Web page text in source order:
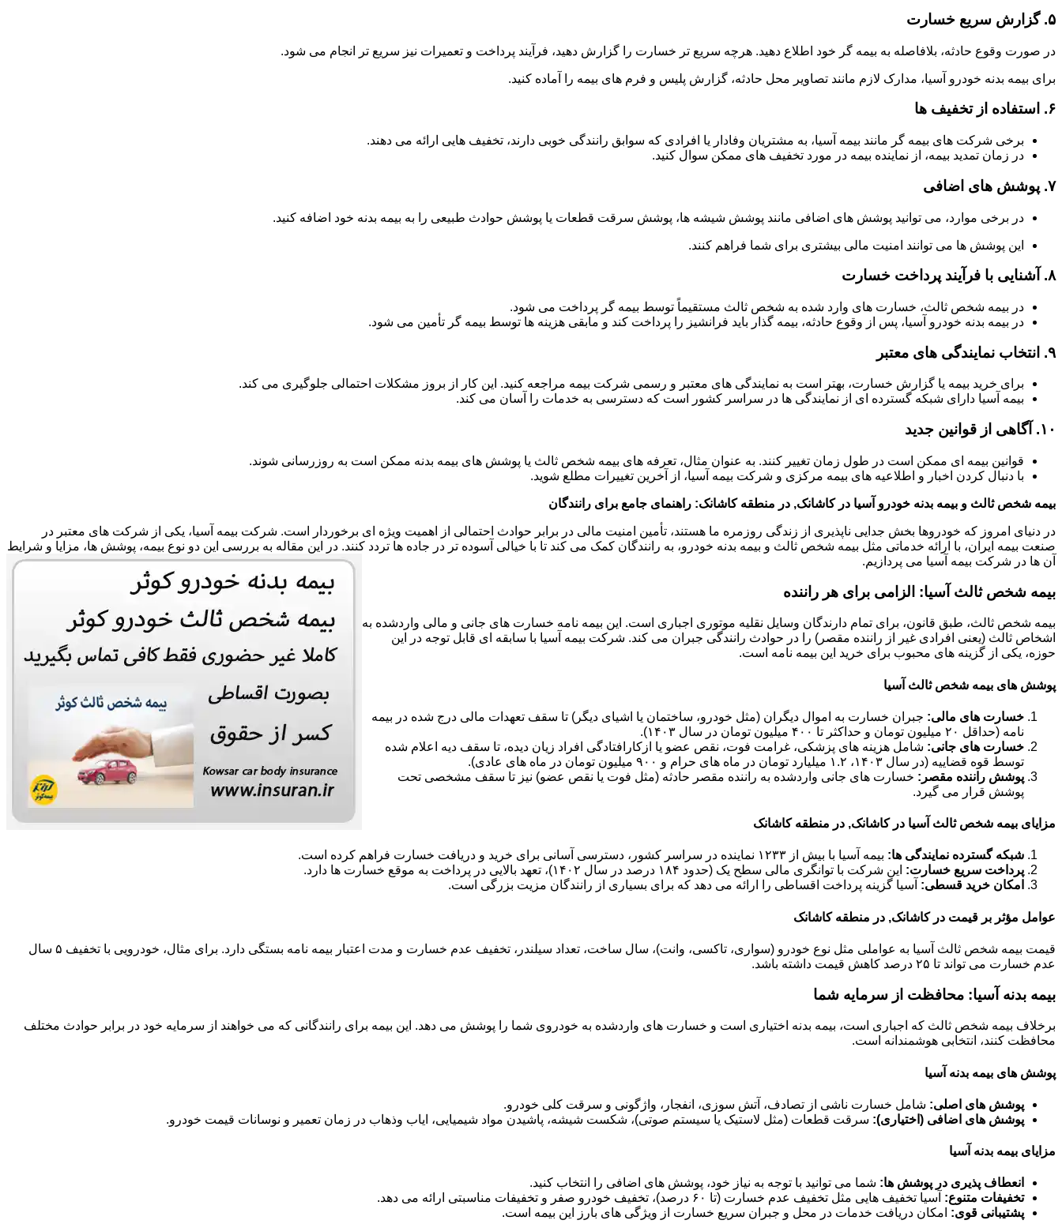
۵. گزارش سریع خسارت
در صورت وقوع حادثه، بلافاصله به بیمه گر خود اطلاع دهید. هرچه سریع تر خسارت را گزارش دهید، فرآیند پرداخت و تعمیرات نیز سریع تر انجام می شود.
برای بیمه بدنه خودرو آسیا، مدارک لازم مانند تصاویر محل حادثه، گزارش پلیس و فرم های بیمه را آماده کنید.
۶. استفاده از تخفیف ها
برخی شرکت های بیمه گر مانند بیمه آسیا، به مشتریان وفادار یا افرادی که سوابق رانندگی خوبی دارند، تخفیف هایی ارائه می دهند.
در زمان تمدید بیمه، از نماینده بیمه در مورد تخفیف های ممکن سوال کنید.
۷. پوشش های اضافی
در برخی موارد، می توانید پوشش های اضافی مانند پوشش شیشه ها، پوشش سرقت قطعات یا پوشش حوادث طبیعی را به بیمه بدنه خود اضافه کنید.
این پوشش ها می توانند امنیت مالی بیشتری برای شما فراهم کنند.
۸. آشنایی با فرآیند پرداخت خسارت
در بیمه شخص ثالث، خسارت های وارد شده به شخص ثالث مستقیماً توسط بیمه گر پرداخت می شود.
در بیمه بدنه خودرو آسیا، پس از وقوع حادثه، بیمه گذار باید فرانشیز را پرداخت کند و مابقی هزینه ها توسط بیمه گر تأمین می شود.
۹. انتخاب نمایندگی های معتبر
برای خرید بیمه یا گزارش خسارت، بهتر است به نمایندگی های معتبر و رسمی شرکت بیمه مراجعه کنید. این کار از بروز مشکلات احتمالی جلوگیری می کند.
بیمه آسیا دارای شبکه گسترده ای از نمایندگی ها در سراسر کشور است که دسترسی به خدمات را آسان می کند.
۱۰. آگاهی از قوانین جدید
قوانین بیمه ای ممکن است در طول زمان تغییر کنند. به عنوان مثال، تعرفه های بیمه شخص ثالث یا پوشش های بیمه بدنه ممکن است به روزرسانی شوند.
با دنبال کردن اخبار و اطلاعیه های بیمه مرکزی و شرکت بیمه آسیا، از آخرین تغییرات مطلع شوید.
بیمه شخص ثالث و بیمه بدنه خودرو آسیا در کاشانک, در منطقه کاشانک: راهنمای جامع برای رانندگان
در دنیای امروز که خودروها بخش جدایی ناپذیری از زندگی روزمره ما هستند، تأمین امنیت مالی در برابر حوادث احتمالی از اهمیت ویژه ای برخوردار است. شرکت بیمه آسیا، یکی از شرکت های معتبر در
صنعت بیمه ایران، با ارائه خدماتی مثل بیمه شخص ثالث و بیمه بدنه خودرو، به رانندگان کمک می کند تا با خیالی آسوده تر در جاده ها تردد کنند. در این مقاله به بررسی این دو نوع بیمه، پوشش ها، مزایا و شرایط
آن ها در شرکت بیمه آسیا می پردازیم.
بیمه شخص ثالث آسیا: الزامی برای هر راننده
بیمه شخص ثالث، طبق قانون، برای تمام دارندگان وسایل نقلیه موتوری اجباری است. این بیمه نامه خسارت های جانی و مالی واردشده به
اشخاص ثالث (یعنی افرادی غیر از راننده مقصر) را در حوادث رانندگی جبران می کند. شرکت بیمه آسیا با سابقه ای قابل توجه در این
حوزه، یکی از گزینه های محبوب برای خرید این بیمه نامه است.
پوشش های بیمه شخص ثالث آسیا
خسارت های مالی: جبران خسارت به اموال دیگران (مثل خودرو، ساختمان یا اشیای دیگر) تا سقف تعهدات مالی درج شده در بیمه
نامه (حداقل ۲۰ میلیون تومان و حداکثر تا ۴۰۰ میلیون تومان در سال ۱۴۰۳).
خسارت های جانی: شامل هزینه های پزشکی، غرامت فوت، نقص عضو یا ازکارافتادگی افراد زیان دیده، تا سقف دیه اعلام شده
توسط قوه قضاییه (در سال ۱۴۰۳، ۱.۲ میلیارد تومان در ماه های حرام و ۹۰۰ میلیون تومان در ماه های عادی).
پوشش راننده مقصر: خسارت های جانی واردشده به راننده مقصر حادثه (مثل فوت یا نقص عضو) نیز تا سقف مشخصی تحت
پوشش قرار می گیرد.
مزایای بیمه شخص ثالث آسیا در کاشانک, در منطقه کاشانک
شبکه گسترده نمایندگی ها: بیمه آسیا با بیش از ۱۲۳۳ نماینده در سراسر کشور، دسترسی آسانی برای خرید و دریافت خسارت فراهم کرده است.
پرداخت سریع خسارت: این شرکت با توانگری مالی سطح یک (حدود ۱۸۴ درصد در سال ۱۴۰۲)، تعهد بالایی در پرداخت به موقع خسارت ها دارد.
امکان خرید قسطی: آسیا گزینه پرداخت اقساطی را ارائه می دهد که برای بسیاری از رانندگان مزیت بزرگی است.
عوامل مؤثر بر قیمت در کاشانک, در منطقه کاشانک
قیمت بیمه شخص ثالث آسیا به عواملی مثل نوع خودرو (سواری، تاکسی، وانت)، سال ساخت، تعداد سیلندر، تخفیف عدم خسارت و مدت اعتبار بیمه نامه بستگی دارد. برای مثال، خودرویی با تخفیف ۵ سال
عدم خسارت می تواند تا ۲۵ درصد کاهش قیمت داشته باشد.
بیمه بدنه آسیا: محافظت از سرمایه شما
برخلاف بیمه شخص ثالث که اجباری است، بیمه بدنه اختیاری است و خسارت های واردشده به خودروی شما را پوشش می دهد. این بیمه برای رانندگانی که می خواهند از سرمایه خود در برابر حوادث مختلف
محافظت کنند، انتخابی هوشمندانه است.
پوشش های بیمه بدنه آسیا
پوشش های اصلی: شامل خسارت ناشی از تصادف، آتش سوزی، انفجار، واژگونی و سرقت کلی خودرو.
پوشش های اضافی (اختیاری): سرقت قطعات (مثل لاستیک یا سیستم صوتی)، شکست شیشه، پاشیدن مواد شیمیایی، ایاب وذهاب در زمان تعمیر و نوسانات قیمت خودرو.
مزایای بیمه بدنه آسیا
انعطاف پذیری در پوشش ها: شما می توانید با توجه به نیاز خود، پوشش های اضافی را انتخاب کنید.
تخفیفات متنوع: آسیا تخفیف هایی مثل تخفیف عدم خسارت (تا ۶۰ درصد)، تخفیف خودرو صفر و تخفیفات مناسبتی ارائه می دهد.
پشتیبانی قوی: امکان دریافت خدمات در محل و جبران سریع خسارت از ویژگی های بارز این بیمه است.